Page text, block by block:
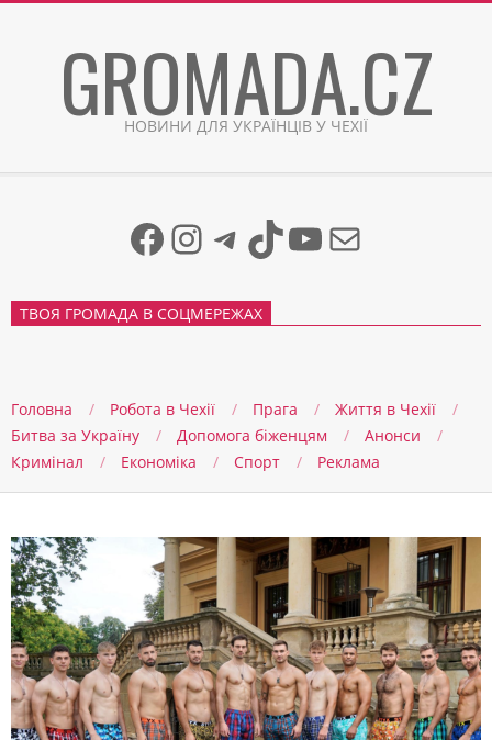
GROMADA.CZ
НОВИНИ ДЛЯ УКРАЇНЦІВ У ЧЕХІЇ
Facebook
Instagram
Telegram
TikTok
YouTube
Mail
ТВОЯ ГРОМАДА В СОЦМЕРЕЖАХ
Головна Робота в Чехії Прага
Життя в Чеxії
Битва за Україну
Допомога біженцям
Анонси
Кримінал
Економіка Спорт Реклама